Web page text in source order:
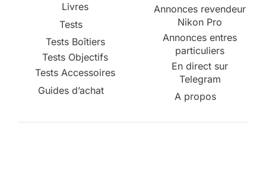
Livres
Tests
Tests Boîtiers
Tests Objectifs
Tests Accessoires
Guides d’achat
Annonces revendeur
Nikon Pro
Annonces entres
particuliers
En direct sur
Telegram
A propos